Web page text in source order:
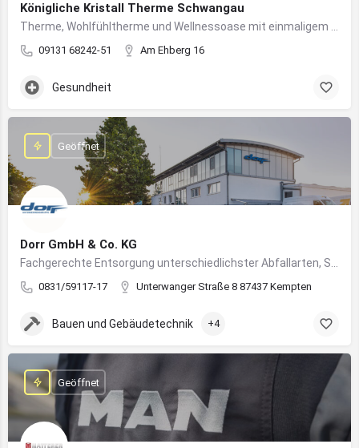
Königliche Kristall Therme Schwangau
09131 68242-51 Am Ehberg 16
Gesundheit
Dorr GmbH & Co. KG
0831/59117-17 Unterwanger Straße 8 87437 Kempten
Geöffnet
Bauen und Gebäudetechnik +4
Geöffnet